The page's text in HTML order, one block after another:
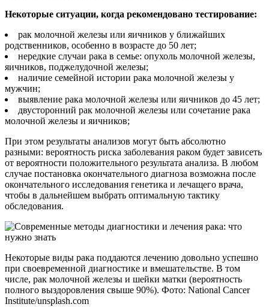
Некоторые ситуации, когда рекомендовано тестирование:
рак молочной железы или яичников у ближайших
родственников, особенно в возрасте до 50 лет;
нередкие случаи рака в семье: опухоль молочной железы,
яичников, поджелудочной железы;
наличие семейной истории рака молочной железы у
мужчин;
выявление рака молочной железы или яичников до 45 лет;
двусторонний рак молочной железы или сочетание рака
молочной железы и яичников;
При этом результаты анализов могут быть абсолютно
разными: вероятность риска заболевания раком будет зависеть
от вероятности положительного результата анализа. В любом
случае постановка окончательного диагноза возможна после
окончательного исследования генетика и лечащего врача,
чтобы в дальнейшем выбрать оптимальную тактику
обследования.
Некоторые виды рака поддаются лечению довольно успешно
при своевременной диагностике и вмешательстве. В том
числе, рак молочной железы и шейки матки (вероятность
полного выздоровления свыше 90%). Фото: National Cancer
Institute/unsplash.com